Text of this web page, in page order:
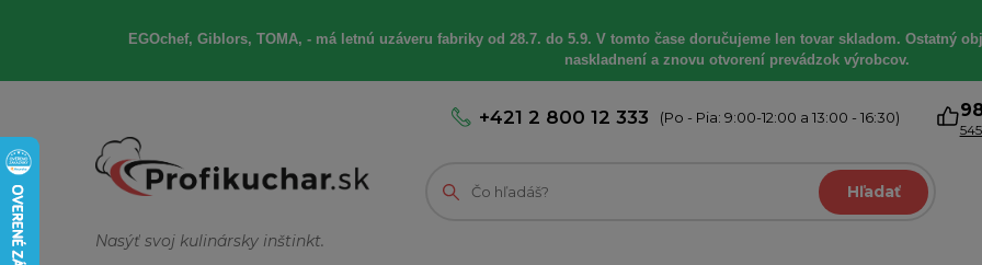
EGOchef, Giblors, TOMA, - má letnú uzáveru fabriky od 28.7. do 5.9. V tomto čase doručujeme len tovar skladom. Ostatný
naskladnení a znovu otvorení prevádzok výrobcov.
Nasýť svoj kulinársky inštinkt.
+421 2 800 12 333 (Po - Pia: 9:00-12:00 a 13:00 - 16:30)
Hľadať